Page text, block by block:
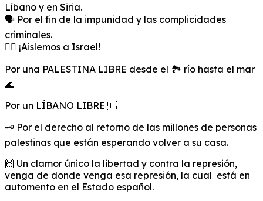
Líbano y en Siria.
🗣️ Por el fin de la impunidad y las complicidades
criminales.
✊🏿 ¡Aislemos a Israel!
Por una PALESTINA LIBRE desde el 🏞️ río hasta el mar
🌊
Por un LÍBANO LIBRE 🇱🇧
🗝️ Por el derecho al retorno de las millones de personas
palestinas que están esperando volver a su casa.
🙌 Un clamor único la libertad y contra la represión,
venga de donde venga esa represión, la cual está en
automento en el Estado español.